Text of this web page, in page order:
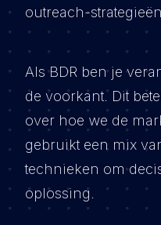
outreach-
Als BDR ben je
de voorkant. Dit
over hoe we de
gebruikt een mix
technieken om
oplossing.